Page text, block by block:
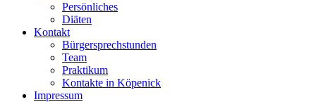
Persönliches
Diäten
Kontakt
Bürgersprechstunden
Team
Praktikum
Kontakte in Köpenick
Impressum